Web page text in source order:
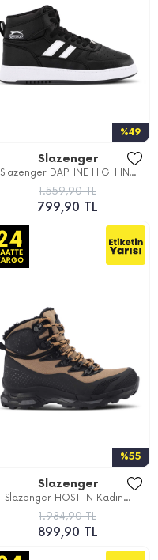
%49
Slazenger
Slazenger DAPHNE HIGH IN...
1.559,90 TL
799,90 TL
%55
Slazenger
Slazenger HOST IN Kadın...
1.984,90 TL
899,90 TL